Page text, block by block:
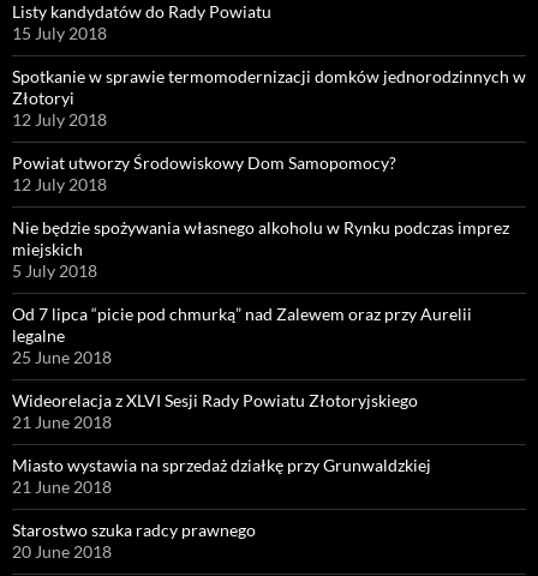
Listy kandydatów do Rady Powiatu
15 July 2018
Spotkanie w sprawie termomodernizacji domków jednorodzinnych w
Złotoryi
12 July 2018
Powiat utworzy Środowiskowy Dom Samopomocy?
12 July 2018
Nie będzie spożywania własnego alkoholu w Rynku podczas imprez
miejskich
5 July 2018
Od 7 lipca “picie pod chmurką” nad Zalewem oraz przy Aurelii
legalne
25 June 2018
Wideorelacja z XLVI Sesji Rady Powiatu Złotoryjskiego
21 June 2018
Miasto wystawia na sprzedaż działkę przy Grunwaldzkiej
21 June 2018
Starostwo szuka radcy prawnego
20 June 2018